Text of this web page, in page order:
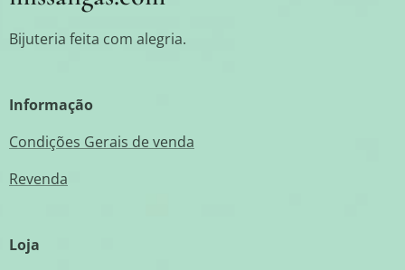
Bijuteria feita com alegria.
Informação
Condições Gerais de venda
Revenda
Loja